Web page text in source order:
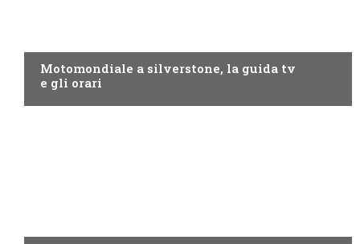
Motomondiale a silverstone, la guida tv
e gli orari